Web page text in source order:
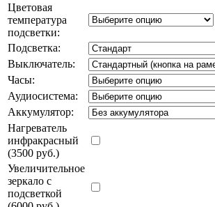
Цветовая
температура
подсветки:
Подсветка:
Выключатель:
Часы:
Аудиосистема:
Аккумулятор:
Нагреватель
инфракрасный
(3500 руб.)
Увеличительное
зеркало с
подсветкой